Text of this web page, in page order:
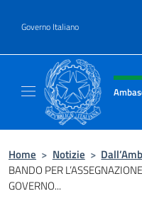
Governo Italiano
Intestazione
Home > Notizie >
BANDO PER
GOVERNO...